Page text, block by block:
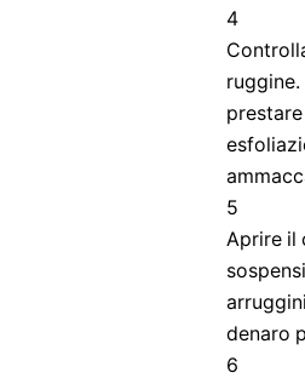
4
5
Aprire il
denaro
6